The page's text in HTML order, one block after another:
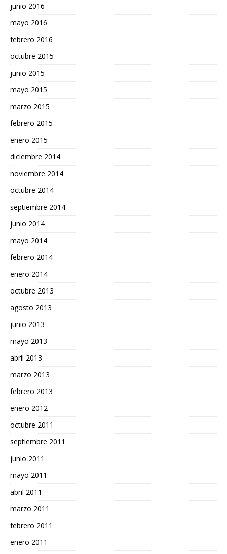
junio 2016
mayo 2016
febrero 2016
octubre 2015
junio 2015
mayo 2015
marzo 2015
febrero 2015
enero 2015
diciembre 2014
noviembre 2014
octubre 2014
septiembre 2014
junio 2014
mayo 2014
febrero 2014
enero 2014
octubre 2013
agosto 2013
junio 2013
mayo 2013
abril 2013
marzo 2013
febrero 2013
enero 2012
octubre 2011
septiembre 2011
junio 2011
mayo 2011
abril 2011
marzo 2011
febrero 2011
enero 2011